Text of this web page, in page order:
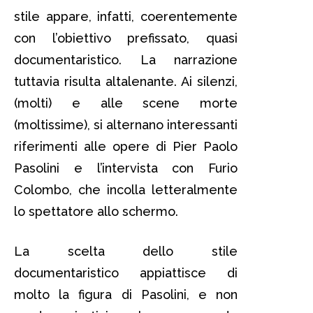
stile appare, infatti, coerentemente
con l’obiettivo prefissato, quasi
documentaristico. La narrazione
tuttavia risulta altalenante. Ai silenzi,
(molti) e alle scene morte
(moltissime), si alternano interessanti
riferimenti alle opere di Pier Paolo
Pasolini e l’intervista con Furio
Colombo, che incolla letteralmente
lo spettatore allo schermo.
La scelta dello stile
documentaristico appiattisce di
molto la figura di Pasolini, e non